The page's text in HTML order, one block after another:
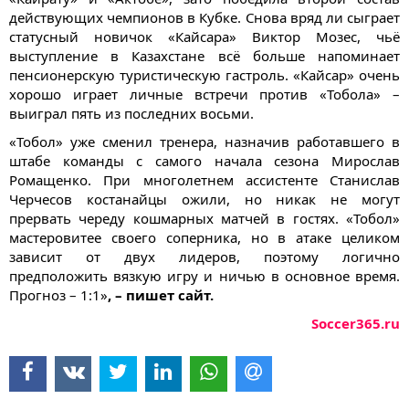
действующих чемпионов в Кубке. Снова вряд ли сыграет
статусный новичок «Кайсара» Виктор Мозес, чьё
выступление в Казахстане всё больше напоминает
пенсионерскую туристическую гастроль. «Кайсар» очень
хорошо играет личные встречи против «Тобола» –
выиграл пять из последних восьми.
«Тобол» уже сменил тренера, назначив работавшего в
штабе команды с самого начала сезона Мирослав
Ромащенко. При многолетнем ассистенте Станислав
Черчесов костанайцы ожили, но никак не могут
прервать череду кошмарных матчей в гостях. «Тобол»
мастеровитее своего соперника, но в атаке целиком
зависит от двух лидеров, поэтому логично
предположить вязкую игру и ничью в основное время.
Прогноз – 1:1», – пишет сайт.
Soccer365.ru